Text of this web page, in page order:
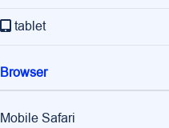
tablet
Browser
Mobile Safari